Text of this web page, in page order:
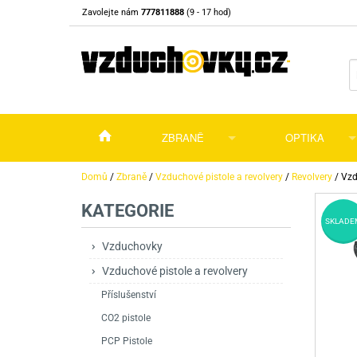
Zavolejte nám 777811888 (9 - 17 hod)
ZBRANĚ
Vzduchovky Vzduchovky na
Příslušenství pro
Vzduchovky PCP
Vzduchové pistole a revolveryPříslušenství
Plynové pistole a revolvery
Perkusní zbraně
Nože
OPTIKA
Puškohledy
Dalekohledy a
Kolimátory, lasery
Domů / Zbraně / Vzduchové pistole a revolvery / Revolvery /
KATEGORIE
Vzduchovky
Vzduchové pistole a revolvery
Příslušenství
CO2 pistole
PCP Pistole